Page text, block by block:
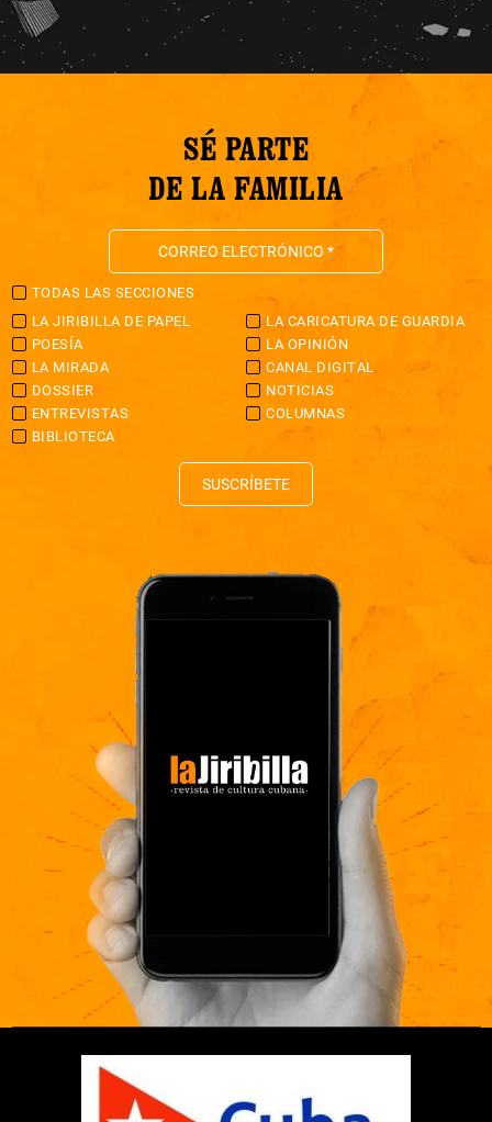
SÉ PARTE
DE LA FAMILIA
TODAS LAS SECCIONES
LA JIRIBILLA DE PAPEL
LA CARICATURA DE GUARDIA
POESÍA
LA OPINIÓN
LA MIRADA
CANAL DIGITAL
DOSSIER
NOTICIAS
ENTREVISTAS
COLUMNAS
BIBLIOTECA
SUSCRÍBETE